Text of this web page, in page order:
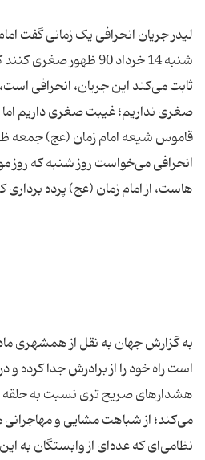
لیدر جریان انحرافی یک زمانی گفت
شنبه 14 خرداد 90 ظهور
ثابت می‌کند این جریان، انحرافی
صغری نداریم؛ غیبت صغری داریم
قاموس شیعه امام زمان (عج) جمعه
انحرافی می‌خواست روز شنبه که روز
به گزارش جهان به نقل از همشهری
است راه خود را از برادرش جدا کرده و
هشدارهای صریح تری نسبت به
می‌کند؛ از شباهت مشایی و
نظامی‌ای که عده‌ای از وابستگان به